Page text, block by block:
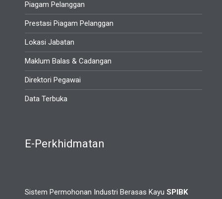
Piagam Pelanggan
Prestasi Piagam Pelanggan
Lokasi Jabatan
Maklum Balas & Cadangan
Direktori Pegawai
Data Terbuka
E-Perkhidmatan
Sistem Permohonan Industri Berasas Kayu SPIBK